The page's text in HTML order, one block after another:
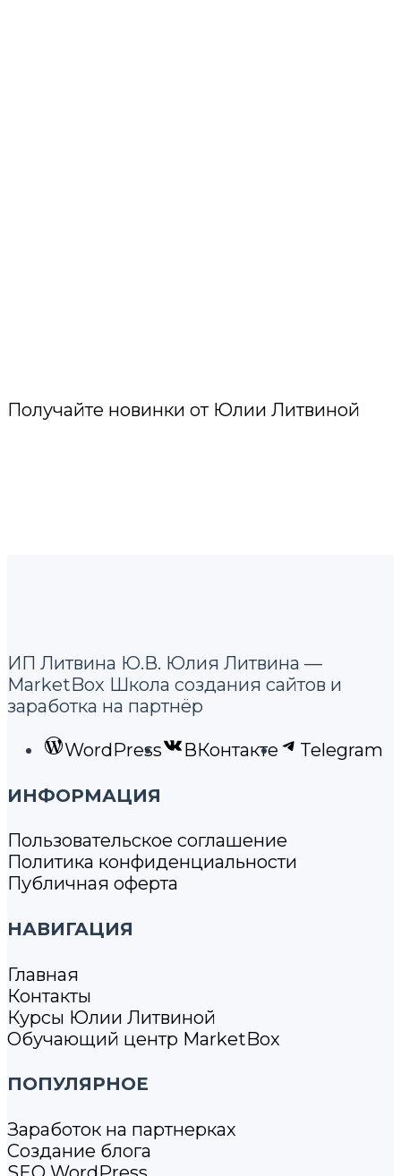
Получайте новинки от Юлии Литвиной
ИП Литвина Ю.В. Юлия Литвина —
MarketBox Школа создания сайтов и
заработка на партнёр
WordPress ВКонтакте Telegram
ИНФОРМАЦИЯ
Пользовательское соглашение
Политика конфиденциальности
Публичная оферта
НАВИГАЦИЯ
Главная
Контакты
Курсы Юлии Литвиной
Обучающий центр MarketBox
ПОПУЛЯРНОЕ
Заработок на партнерках
Создание блога